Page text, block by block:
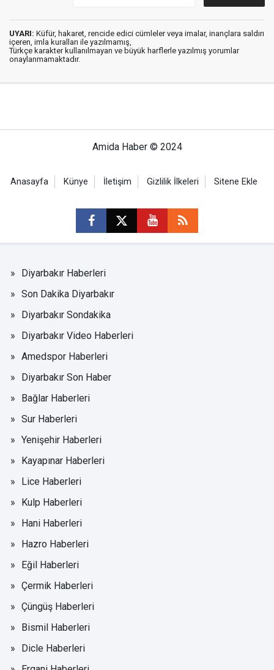
UYARI: Küfür, hakaret, rencide edici cümleler veya imalar, inançlara saldırı
içeren, imla kuralları ile yazılmamış,
Türkçe karakter kullanılmayan ve büyük harflerle yazılmış yorumlar
onaylanmamaktadır.
Amida Haber © 2024
Anasayfa Künye İletişim Gizlilik İlkeleri Sitene Ekle
Diyarbakır Haberleri
Son Dakika Diyarbakır
Diyarbakır Sondakika
Diyarbakır Video Haberleri
Amedspor Haberleri
Diyarbakır Son Haber
Bağlar Haberleri
Sur Haberleri
Yenişehir Haberleri
Kayapınar Haberleri
Lice Haberleri
Kulp Haberleri
Hani Haberleri
Hazro Haberleri
Eğil Haberleri
Çermik Haberleri
Çüngüş Haberleri
Bismil Haberleri
Dicle Haberleri